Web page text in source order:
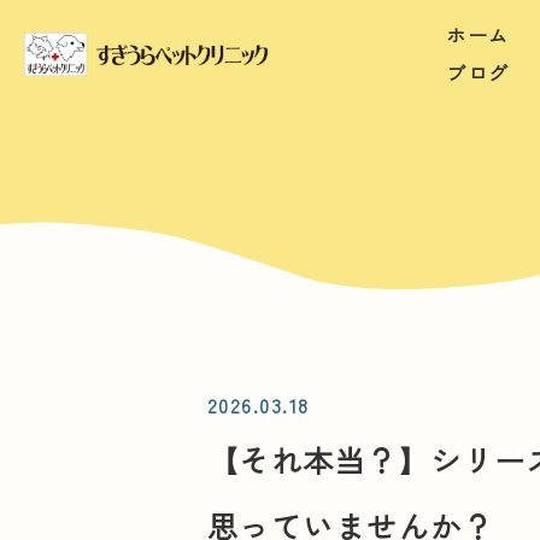
ホーム
ブログ
2026.03.18
【それ本当？】シリ
思っていませんか？